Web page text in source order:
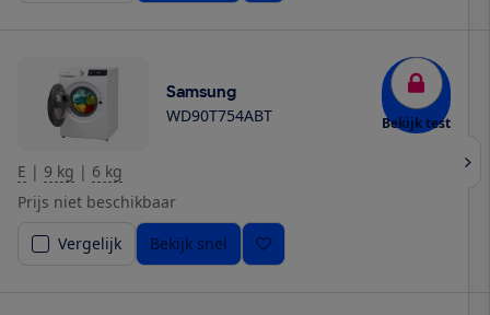
Samsung
WD90T754ABT Bekijk test
E | 9 kg | 6 kg
Prijs niet beschikbaar
Vergelijk
Bekijk snel